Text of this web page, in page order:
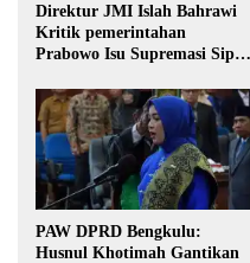
Direktur JMI Islah Bahrawi
Kritik pemerintahan
Prabowo Isu Supremasi Sipil,
Pilkada oleh DPRD
PAW DPRD Bengkulu:
Husnul Khotimah Gantikan